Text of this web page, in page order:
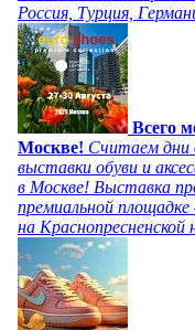
Россия, Турция,
Всего
Москве! Считаем дни
выставки обуви и
в Москве! Выставка
премиальной
на Краснопресненской